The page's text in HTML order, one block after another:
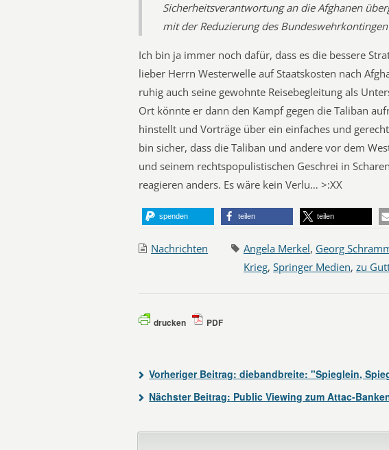
Sicherheitsverantwortung an die Afghanen
mit der Reduzierung des
Ich bin ja immer noch dafür, dass es die bessere
lieber Herrn Westerwelle auf Staatskosten nach
ruhig auch seine gewohnte Reisebegleitung als
Ort könnte er dann den Kampf gegen die Taliban
hinstellt und Vorträge über ein einfaches und
bin sicher, dass die Taliban und andere vor dem
und seinem rechtspopulistischen Geschrei in
reagieren anders. Es wäre kein Verlu… >:XX
spenden teilen teilen
Nachrichten Angela Merkel, Georg
Krieg, Springer Medien, zu
drucken PDF
Vorheriger Beitrag: diebandbreite: "Spieglein,
Nächster Beitrag: Public Viewing zum Attac-